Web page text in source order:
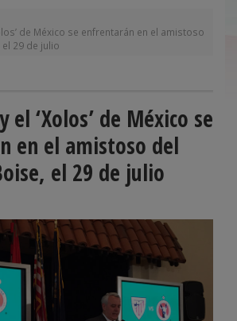
de México se enfrentarán en el amistoso
29 de julio
el ‘Xolos’ de México se
en el amistoso del
el 29 de julio